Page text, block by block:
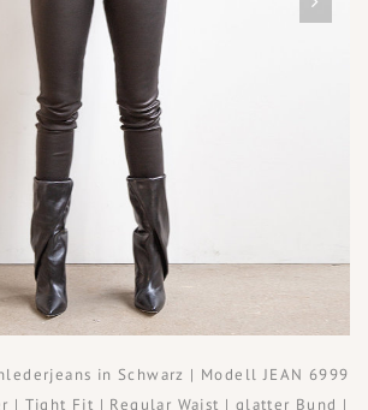
in Schwarz | Modell JEAN 6999
| Tight Fit | Regular Waist | glatter Bund |